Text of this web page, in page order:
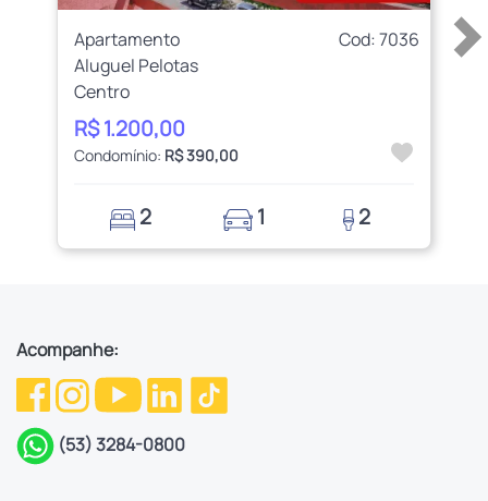
Apartamento
Cod: 7036
Aluguel Pelotas
Centro
R$ 1.200,00
Condomínio: R$ 390,00
2 1 2
Acompanhe:
(53) 3284-0800